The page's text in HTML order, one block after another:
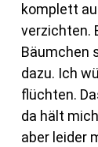
komplett
verzichten.
Bäumchen
dazu. Ich
flüchten.
da hält
aber leider